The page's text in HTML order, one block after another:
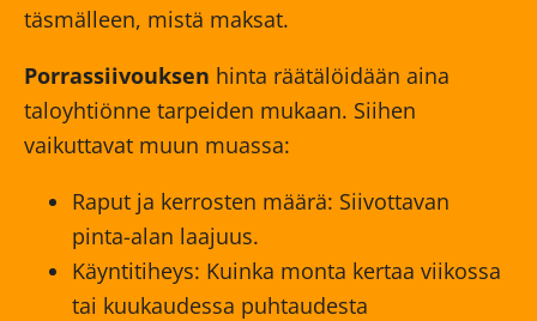
täsmälleen, mistä maksat.
Porrassiivouksen hinta räätälöidään aina
taloyhtiönne tarpeiden mukaan. Siihen
vaikuttavat muun muassa:
Raput ja kerrosten määrä: Siivottavan
pinta-alan laajuus.
Käyntitiheys: Kuinka monta kertaa viikossa
tai kuukaudessa puhtaudesta